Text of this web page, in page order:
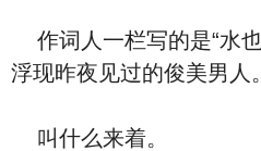
作词人一栏写的是“水
浮现昨夜见过的俊美男人。
叫什么来着。